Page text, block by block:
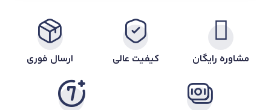
مشاوره رایگان کیفیت عالی ارسال فوری